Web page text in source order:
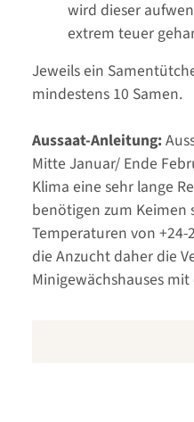
wird dieser
extrem teuer
Jeweils ein
mindestens 10 Samen.
Aussaat-Anleitung:
Mitte Januar/ Ende
Klima eine sehr lange
benötigen zum Keimen
Temperaturen von +24-
die Anzucht daher die
Minigewächshauses